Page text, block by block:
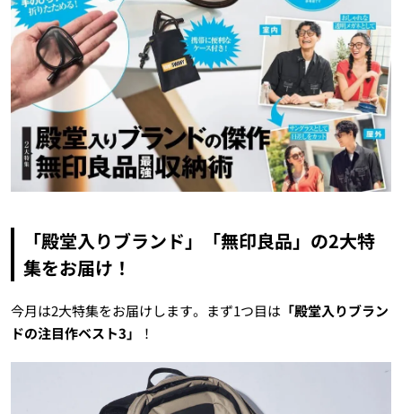
「殿堂入りブランド」「無印良品」の2大特
集をお届け！
今月は2大特集をお届けします。まず1つ目は 「殿堂入りブラン
ドの注目作ベスト3」
！